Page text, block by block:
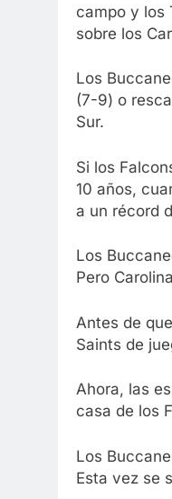
campo y los
sobre los
Los
(7-9) o
Sur.
Si los
10 años,
a un récord
Los
Pero
Antes de
Saints de
Ahora, las
casa de los
Los
Esta vez se